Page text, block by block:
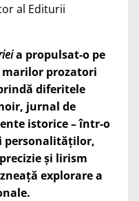
al Editurii
a propulsat-o pe
prozatori
diferitele
jurnal de
istorice – într-o
personalităților,
și lirism
explorare a